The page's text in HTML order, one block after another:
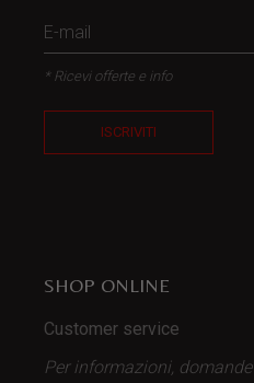
* Ricevi offerte e info
ISCRIVITI
SHOP ONLINE
Customer service
Per informazioni, domande